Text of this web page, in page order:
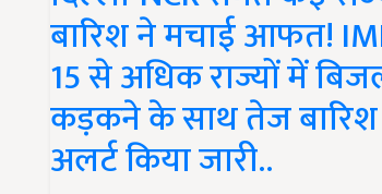
बारिश ने मचाई आफत!
15 से अधिक राज्यों में
कड़कने के साथ तेज
अलर्ट किया जारी..